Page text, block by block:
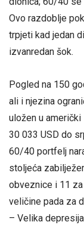
Ovo razdoblje
trpjeti kad jedan
izvanredan šok.
Pogled na 150
ali i njezina
uložen u
30 033 USD do
60/40 portfelj
stoljeća
obveznice i 11
veličine pada za
– Velika